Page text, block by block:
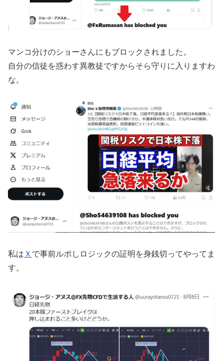
マンコ分けのショーさんにもブロックされました。
自分の信徒を惑わす異教徒ですからそら守りに入りますわ
な。
私は Ｘ で事前ルポしロジックの証明を身銭切ってやってま
す。